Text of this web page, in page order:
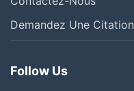
Demandez Une Citation
Follow Us